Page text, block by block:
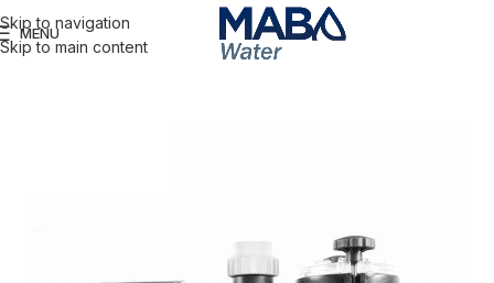
Skip to navigation
Skip to main content
MENU